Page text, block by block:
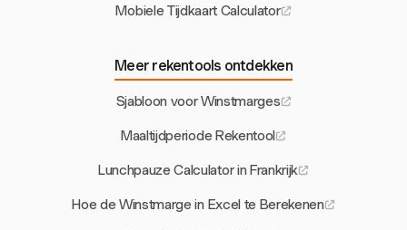
Mobiele Tijdkaart Calculator
Meer rekentools ontdekken
Sjabloon voor Winstmarges
Maaltijdperiode Rekentool
Lunchpauze Calculator in Frankrijk
Hoe de Winstmarge in Excel te Berekenen